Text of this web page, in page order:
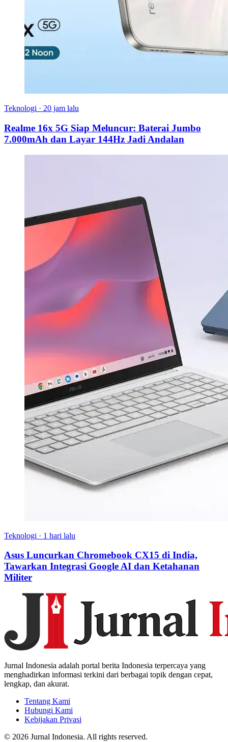
Teknologi · 20 jam lalu
Realme 16x 5G Siap Meluncur: Baterai Jumbo
7.000mAh dan Layar 144Hz Jadi Andalan
Teknologi · 1 hari lalu
Asus Luncurkan Chromebook CX15 di India,
Tawarkan Integrasi Google AI dan Ketahanan
Militer
Jurnal Indonesia adalah portal berita Indonesia terpercaya yang
menghadirkan informasi terkini dari berbagai topik dengan cepat,
lengkap, dan akurat.
Tentang Kami
Hubungi Kami
Kebijakan Privasi
© 2026 Jurnal Indonesia. All rights reserved.